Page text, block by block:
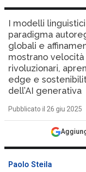
I modelli
paradigma
globali e
mostrano
rivoluzionari,
edge e
dell’AI generativa
Pubblicato il 26 giu 2025
Paolo Steila